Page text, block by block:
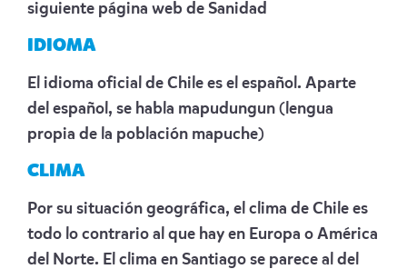
siguiente página web de Sanidad
IDIOMA
El idioma oficial de Chile es el español. Aparte
del español, se habla mapudungun (lengua
propia de la población mapuche)
CLIMA
Por su situación geográfica, el clima de Chile es
todo lo contrario al que hay en Europa o América
del Norte. El clima en Santiago se parece al del